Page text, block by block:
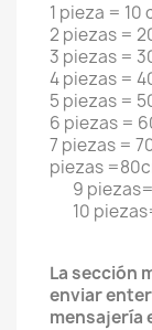
1 pieza = 10
2 piezas =
3 piezas =
4 piezas =
5 piezas =
6 piezas =
7 piezas =
piezas
9
10
La sección
enviar
mensajería